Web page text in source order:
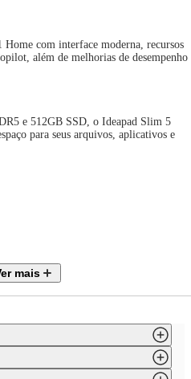
Home com interface moderna, recursos
além de melhorias de desempenho
e 512GB SSD, o Ideapad Slim 5
para seus arquivos, aplicativos e
de privacidade garante
Além disso, o Wi-Fi 7 e Bluetooth
Rápida de 15 Minutos
Rapid Charge Boost, o notebook
minutos de carga — para quem está
mais